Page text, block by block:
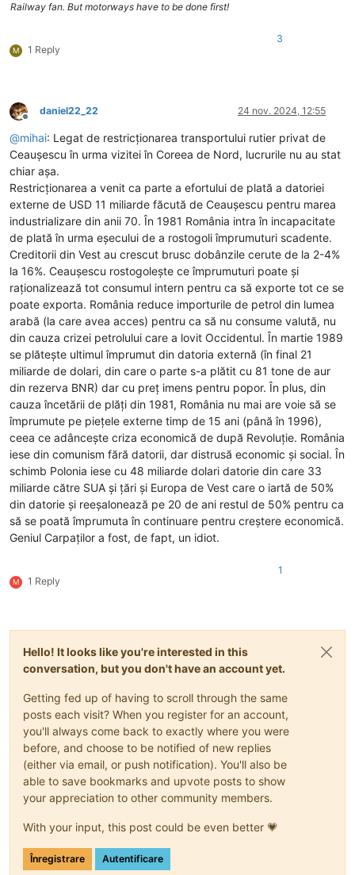
Railway fan. But motorways have to be done first!
M 1 Reply
3
Deconectat
daniel22_22 24 nov. 2024, 12:55
@mihai: Legat de restricționarea transportului rutier privat de
Ceaușescu în urma vizitei în Coreea de Nord, lucrurile nu au stat
chiar așa.
Restricționarea a venit ca parte a efortului de plată a datoriei
externe de USD 11 miliarde făcută de Ceaușescu pentru marea
industrializare din anii 70. În 1981 România intra în incapacitate
de plată în urma eșecului de a rostogoli împrumuturi scadente.
Creditorii din Vest au crescut brusc dobânzile cerute de la 2-4%
la 16%. Ceaușescu rostogolește ce împrumuturi poate și
raționalizează tot consumul intern pentru ca să exporte tot ce se
poate exporta. România reduce importurile de petrol din lumea
arabă (la care avea acces) pentru ca să nu consume valută, nu
din cauza crizei petrolului care a lovit Occidentul. În martie 1989
se plătește ultimul împrumut din datoria externă (în final 21
miliarde de dolari, din care o parte s-a plătit cu 81 tone de aur
din rezerva BNR) dar cu preț imens pentru popor. În plus, din
cauza încetării de plăți din 1981, România nu mai are voie să se
împrumute pe piețele externe timp de 15 ani (până în 1996),
ceea ce adâncește criza economică de după Revoluție. România
iese din comunism fără datorii, dar distrusă economic și social. În
schimb Polonia iese cu 48 miliarde dolari datorie din care 33
miliarde către SUA și țări și Europa de Vest care o iartă de 50%
din datorie și reeșalonează pe 20 de ani restul de 50% pentru ca
să se poată împrumuta în continuare pentru creștere economică.
Geniul Carpaților a fost, de fapt, un idiot.
M 1 Reply
1
Hello! It looks like you're interested in this
conversation, but you don't have an account yet.
Getting fed up of having to scroll through the same
posts each visit? When you register for an account,
you'll always come back to exactly where you were
before, and choose to be notified of new replies
(either via email, or push notification). You'll also be
able to save bookmarks and upvote posts to show
your appreciation to other community members.
With your input, this post could be even better 💗
Înregistrare Autentificare